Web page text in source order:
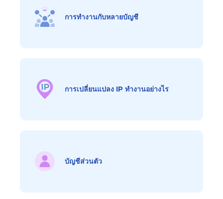
การทำงานกับหลายบัญชี
การเปลี่ยนแปลง IP ทำงานอย่างไร
บัญชีส่วนตัว